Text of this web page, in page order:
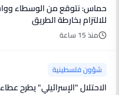
حماس: نتوقع من الوسطاء
للالتزام بخارطة الطريق
منذ 15 ساعة
شؤون فلسطينية